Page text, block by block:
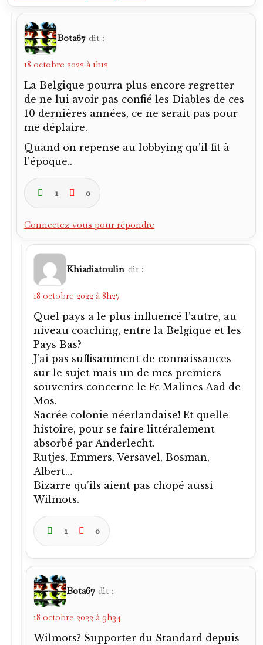
Bota67 dit :
18 octobre 2022 à 1h12
La Belgique pourra plus encore regretter
de ne lui avoir pas confié les Diables de ces
10 dernières années, ce ne serait pas pour
me déplaire.
Quand on repense au lobbying qu’il fit à
l’époque..
1 0
Connectez-vous pour répondre
Khiadiatoulin dit :
18 octobre 2022 à 8h27
Quel pays a le plus influencé l’autre, au
niveau coaching, entre la Belgique et les
Pays Bas?
J’ai pas suffisamment de connaissances
sur le sujet mais un de mes premiers
souvenirs concerne le Fc Malines Aad de
Mos.
Sacrée colonie néerlandaise! Et quelle
histoire, pour se faire littéralement
absorbé par Anderlecht.
Rutjes, Emmers, Versavel, Bosman,
Albert…
Bizarre qu’ils aient pas chopé aussi
Wilmots.
1 0
Bota67 dit :
18 octobre 2022 à 9h34
Wilmots? Supporter du Standard depuis